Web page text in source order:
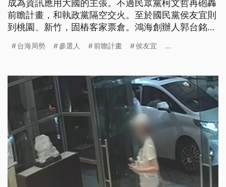
成為資訊應用大國的主張。不過民眾黨柯文哲再砲轟
前瞻計畫，和執政黨隔空交火。至於國民黨侯友宜則
到桃園、新竹，固樁客家票倉。鴻海創辦人郭台銘還
台海局勢 參選人 前瞻計畫 侯友宜 ...